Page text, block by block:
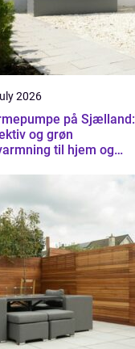
2026
på Sjælland:
og grøn
til hjem og